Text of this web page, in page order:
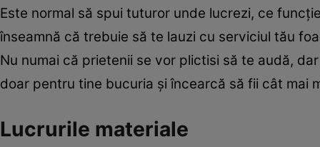
Este normal să spui tuturor unde lucrezi, ce
înseamnă că trebuie să te lauzi cu serviciul tău
Nu numai că prietenii se vor plictisi să te audă,
doar pentru tine bucuria şi încearcă să fii cât mai
Lucrurile materiale